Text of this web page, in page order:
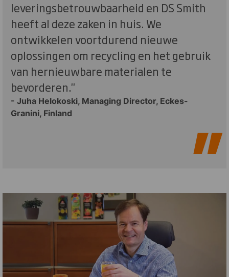
leveringsbetrouwbaarheid en DS Smith
heeft al deze zaken in huis. We
ontwikkelen voortdurend nieuwe
oplossingen om recycling en het gebruik
van hernieuwbare materialen te
bevorderen."
- Juha Helokoski, Managing Director, Eckes-
Granini, Finland